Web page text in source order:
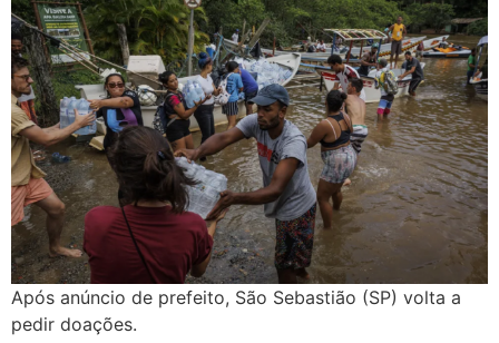
Após anúncio de prefeito, São Sebastião (SP) volta a
pedir doações.